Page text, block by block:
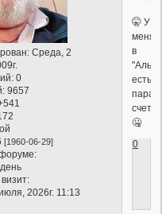
: Среда, 2
0
9657
[1960-06-29]
2026г. 11:13
🤫 У
меня
в
есть
пара
🤐
0